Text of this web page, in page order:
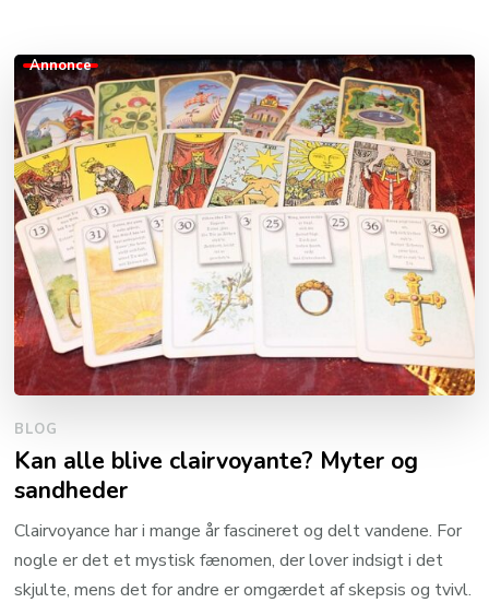
Annonce
BLOG
Kan alle blive clairvoyante? Myter og
sandheder
Clairvoyance har i mange år fascineret og delt vandene. For
nogle er det et mystisk fænomen, der lover indsigt i det
skjulte, mens det for andre er omgærdet af skepsis og tvivl.